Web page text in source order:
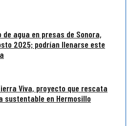
agua en presas de Sonora,
2025; podrían llenarse este
Viva, proyecto que rescata
sustentable en Hermosillo